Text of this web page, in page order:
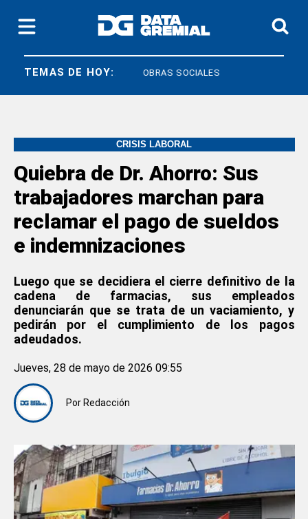
TEMAS DE HOY:
A RESPUESTA OBRAS SOCIALES
CRISIS LABORAL
Quiebra de Dr. Ahorro: Sus
trabajadores marchan para
reclamar el pago de sueldos
e indemnizaciones
Luego que se decidiera el cierre definitivo de la
cadena de farmacias, sus empleados
denunciarán que se trata de un vaciamiento, y
pedirán por el cumplimiento de los pagos
adeudados.
Por Redacción
Jueves, 28 de mayo de 2026 09:55